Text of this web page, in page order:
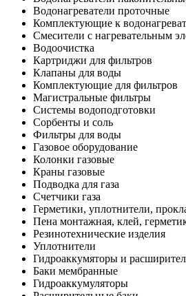
Водонагреватели проточные
Комплектующие к
Смесители с нагревательным
Водоочистка
Картриджи для фильтров
Клапаны для воды
Комплектующие для фильтров
Магистральные фильтры
Системы водоподготовки
Сорбенты и соль
Фильтры для воды
Газовое оборудование
Колонки газовые
Краны газовые
Подводка для газа
Счетчики газа
Герметики, уплотнители,
Пена монтажная, клей,
Резинотехнические изделия
Уплотнители
Гидроаккумяторы и
Баки мембранные
Гидроаккумуляторы